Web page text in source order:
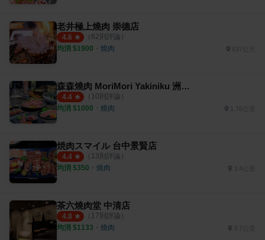
老井極上燒肉 崇德店
4.6 （ 62則評論）
均消 $1900 ・ 燒肉
森森燒肉 MoriMori Yakiniku 洲際店
4.4 （ 10則評論）
均消 $1000 ・ 燒肉
焼肉スマイル 台中景賢店
4.4 （ 13則評論）
均消 $350 ・ 燒肉 3.4公里
茶六燒肉堂 中清店
4.8 （ 17則評論）
均消 $1133 ・ 燒肉